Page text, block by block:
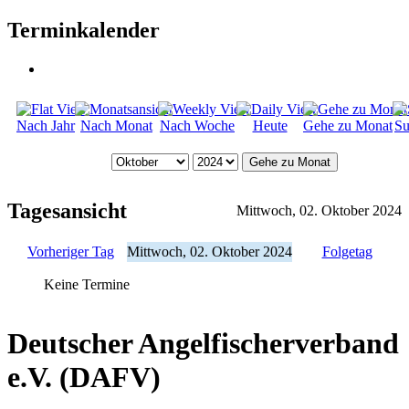
Terminkalender
Nach Jahr Nach Monat Nach Woche Heute Gehe zu Monat
Gehe zu Monat
Tagesansicht Mittwoch, 02. Oktober 2024
Vorheriger Tag Mittwoch, 02. Oktober 2024 Folgetag
Keine Termine
Deutscher Angelfischerverband
e.V. (DAFV)